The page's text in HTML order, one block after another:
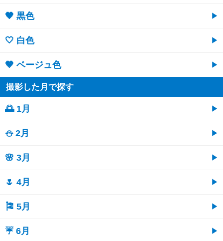
🖤 黒色
🤍 白色
🤎 ベージュ色
撮影した月で探す
🌅 1月
⛄ 2月
🌸 3月
🌷 4月
🎏 5月
☔ 6月